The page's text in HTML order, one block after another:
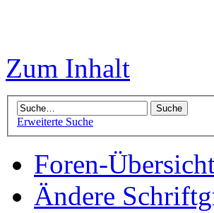
Zum Inhalt
Erweiterte Suche
Foren-
Ändere